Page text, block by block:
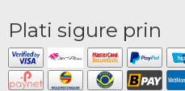
Plati sigure prin